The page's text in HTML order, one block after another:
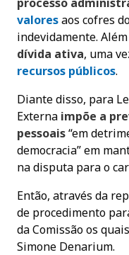
valoresaos cofres
indevidamente.
dívida ativa, uma
recursos públicos.
Diante disso, para
Externa impõe a
pessoais“em
democracia” em
na disputa para o
Então, através da
de procedimento
da Comissão os
Simone Denarium.